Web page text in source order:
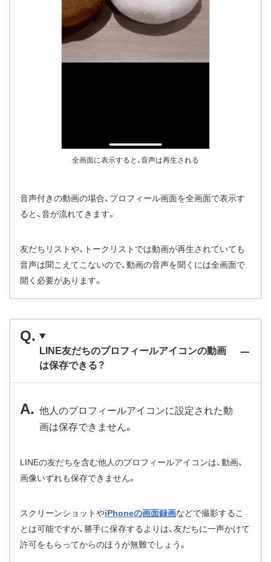
全画面に表示すると、音声は再生される
音声付きの動画の場合、プロフィール画面を全画面で表示す
ると、音が流れてきます。
友だちリストや、トークリストでは動画が再生されていても
音声は聞こえてこないので、動画の音声を聞くには全画面で
開く必要があります。
LINE友だちのプロフィールアイコンの動画
は保存できる？
他人のプロフィールアイコンに設定された動
画は保存できません。
LINEの友だちを含む他人のプロフィールアイコンは、動画、
画像いずれも保存できません。
スクリーンショットやiPhoneの画面録画などで撮影するこ
とは可能ですが、勝手に保存するよりは、友だちに一声かけて
許可をもらってからのほうが無難でしょう。